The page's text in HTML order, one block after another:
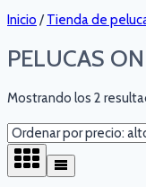
Inicio / Tienda de
PELUCAS
Mostrando los 2